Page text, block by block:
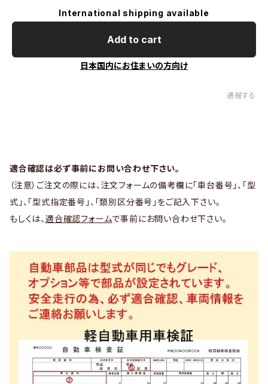
International shipping available
Add to cart
日本国内にお住まいの方向け
通報する
適合確認は必ず事前にお問い合わせ下さい。
（注意）ご注文の際には、注文フォームの備考欄に「車台番号」、「型
式」、「型式指定番号」、「類別区分番号」をご記入下さい。
もしくは、 適合確認フォームで事前にお問い合わせ下さい。